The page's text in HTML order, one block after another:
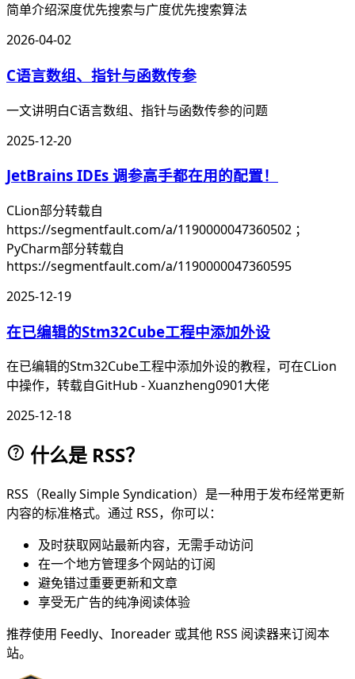
简单介绍深度优先搜索与广度优先搜索算法
2026-04-02
C语言数组、指针与函数传参
一文讲明白C语言数组、指针与函数传参的问题
2025-12-20
JetBrains IDEs 调参高手都在用的配置！
CLion部分转载自
https://segmentfault.com/a/1190000047360502 ；
PyCharm部分转载自
https://segmentfault.com/a/1190000047360595
2025-12-19
在已编辑的Stm32Cube工程中添加外设
在已编辑的Stm32Cube工程中添加外设的教程，可在CLion
中操作，转载自GitHub - Xuanzheng0901大佬
2025-12-18
什么是 RSS？
RSS（Really Simple Syndication）是一种用于发布经常更新
内容的标准格式。通过 RSS，你可以：
及时获取网站最新内容，无需手动访问
在一个地方管理多个网站的订阅
避免错过重要更新和文章
享受无广告的纯净阅读体验
推荐使用 Feedly、Inoreader 或其他 RSS 阅读器来订阅本
站。